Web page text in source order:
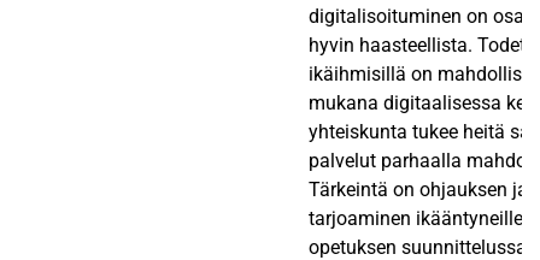
digitalisoituminen on
hyvin haasteellista.
ikäihmisillä on
mukana digitaalisessa
yhteiskunta tukee heitä
palvelut parhaalla
Tärkeintä on ohjauksen ja
tarjoaminen ikääntyneille.
opetuksen suunnittelussa